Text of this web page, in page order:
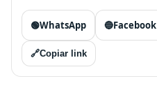
🟢WhatsApp 🔵Facebook
🔗Copiar link